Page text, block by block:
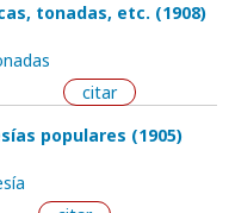
tonadas, etc. (1908)
citar
populares (1905)